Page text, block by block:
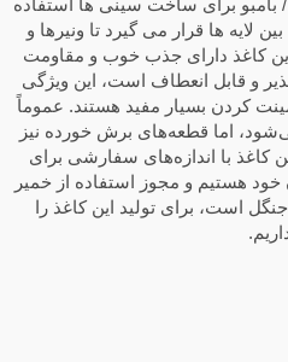
/ بامبو برای ساخت سینی ها استفاده
ها قرار می گیرد تا ونیرها و
کاغذ دارای جذب خوب و مقاومت
و قابل انعطاف است، این ویژگی
کردن بسیار مفید هستند. عموماً
اما قطعه‌های برش خورده نیز
کاغذ با اندازه‌های سفارشی برای
خود هستیم و مجوز استفاده از خمیر
است، برای تولید این کاغذ را